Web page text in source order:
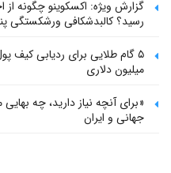
گزارش ویژه: اکسکوینو چگونه
رسید؟ کالبدشکافی ورشکستگی
۵ گام طلایی برای ردیابی
میلیون دلاری
«برای آنچه نیاز دارید، چه
جهانی و ایران